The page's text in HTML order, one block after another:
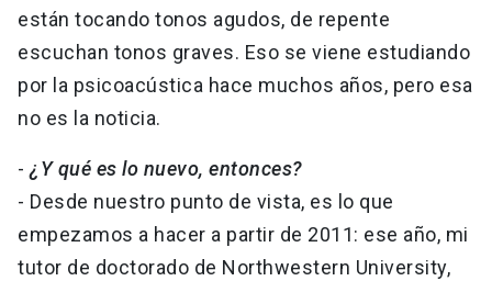
están tocando tonos agudos, de repente
escuchan tonos graves. Eso se viene estudiando
por la psicoacústica hace muchos años, pero esa
no es la noticia.
-¿Y qué es lo nuevo, entonces?
- Desde nuestro punto de vista, es lo que
empezamos a hacer a partir de 2011: ese año, mi
tutor de doctorado de Northwestern University,